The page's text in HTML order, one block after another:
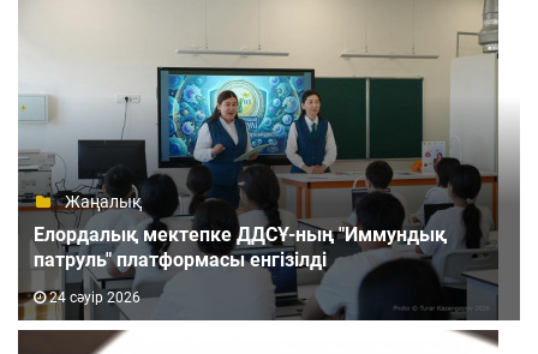
Жаңалық
Елордалық мектепке ДДСҰ-ның "Иммундық
патруль" платформасы енгізілді
24 сәуір 2026